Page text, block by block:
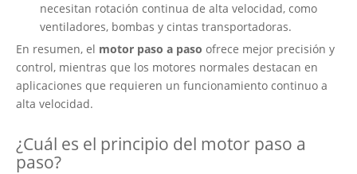
necesitan rotación continua de alta velocidad, como
ventiladores, bombas y cintas transportadoras.
En resumen, el motor paso a paso ofrece mejor precisión y
control, mientras que los motores normales destacan en
aplicaciones que requieren un funcionamiento continuo a
alta velocidad.
¿Cuál es el principio del motor paso a
paso?